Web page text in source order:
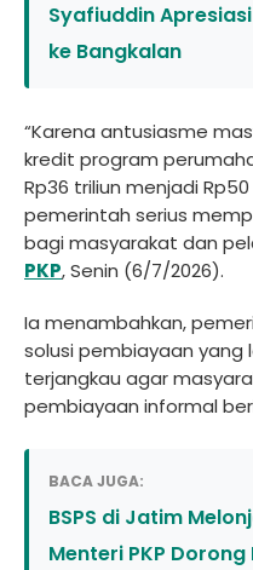
Syafiuddin
ke Bangkalan
“Karena antusiasme
kredit program
Rp36 triliun menjadi
pemerintah serius
bagi masyarakat dan
PKP, Senin (6/7/2026).
Ia menambahkan,
solusi pembiayaan yang
terjangkau agar
pembiayaan informal
BACA JUGA:
BSPS di Jatim
Menteri PKP